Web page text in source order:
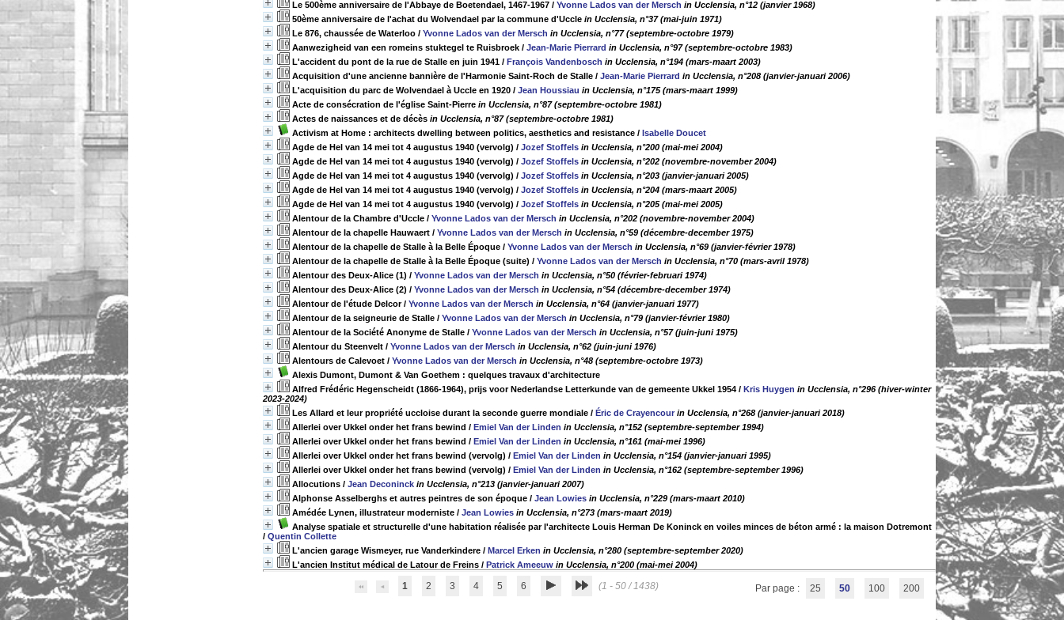
Le 500ème anniversaire de l'Abbaye de Boetendael, 1467-1967 / Yvonne Lados van der Mersch in Ucclensia, n°12 (janvier 1968)
50ème anniversaire de l'achat du Wolvendael par la commune d'Uccle in Ucclensia, n°37 (mai-juin 1971)
Le 876, chaussée de Waterloo / Yvonne Lados van der Mersch in Ucclensia, n°77 (septembre-octobre 1979)
Aanwezigheid van een romeins stuktegel te Ruisbroek / Jean-Marie Pierrard in Ucclensia, n°97 (septembre-octobre 1983)
L'accident du pont de la rue de Stalle en juin 1941 / François Vandenbosch in Ucclensia, n°194 (mars-maart 2003)
Acquisition d'une ancienne bannière de l'Harmonie Saint-Roch de Stalle / Jean-Marie Pierrard in Ucclensia, n°208 (janvier-januari 2006)
L'acquisition du parc de Wolvendael à Uccle en 1920 / Jean Houssiau in Ucclensia, n°175 (mars-maart 1999)
Acte de consécration de l'église Saint-Pierre in Ucclensia, n°87 (septembre-octobre 1981)
Actes de naissances et de décès in Ucclensia, n°87 (septembre-octobre 1981)
Activism at Home : architects dwelling between politics, aesthetics and resistance / Isabelle Doucet
Agde de Hel van 14 mei tot 4 augustus 1940 (vervolg) / Jozef Stoffels in Ucclensia, n°200 (mai-mei 2004)
Agde de Hel van 14 mei tot 4 augustus 1940 (vervolg) / Jozef Stoffels in Ucclensia, n°202 (novembre-november 2004)
Agde de Hel van 14 mei tot 4 augustus 1940 (vervolg) / Jozef Stoffels in Ucclensia, n°203 (janvier-januari 2005)
Agde de Hel van 14 mei tot 4 augustus 1940 (vervolg) / Jozef Stoffels in Ucclensia, n°204 (mars-maart 2005)
Agde de Hel van 14 mei tot 4 augustus 1940 (vervolg) / Jozef Stoffels in Ucclensia, n°205 (mai-mei 2005)
Alentour de la Chambre d'Uccle / Yvonne Lados van der Mersch in Ucclensia, n°202 (novembre-november 2004)
Alentour de la chapelle Hauwaert / Yvonne Lados van der Mersch in Ucclensia, n°59 (décembre-december 1975)
Alentour de la chapelle de Stalle à la Belle Époque / Yvonne Lados van der Mersch in Ucclensia, n°69 (janvier-février 1978)
Alentour de la chapelle de Stalle à la Belle Époque (suite) / Yvonne Lados van der Mersch in Ucclensia, n°70 (mars-avril 1978)
Alentour des Deux-Alice (1) / Yvonne Lados van der Mersch in Ucclensia, n°50 (février-februari 1974)
Alentour des Deux-Alice (2) / Yvonne Lados van der Mersch in Ucclensia, n°54 (décembre-december 1974)
Alentour de l'étude Delcor/ Yvonne Lados van der Mersch in Ucclensia, n°64 (janvier-januari 1977)
Alentour de la seigneurie de Stalle / Yvonne Lados van der Mersch in Ucclensia, n°79 (janvier-février 1980)
Alentour de la Société Anonyme de Stalle / Yvonne Lados van der Mersch in Ucclensia, n°57 (juin-juni 1975)
Alentour du Steenvelt / Yvonne Lados van der Mersch in Ucclensia, n°62 (juin-juni 1976)
Alentours de Calevoet / Yvonne Lados van der Mersch in Ucclensia, n°48 (septembre-octobre 1973)
Alexis Dumont, Dumont & Van Goethem : quelques travaux d'architecture
Alfred Frédéric Hegenscheidt (1866-1964), prijs voor Nederlandse Letterkunde van de gemeente Ukkel 1954 / Kris Huygen in Ucclensia, n°296 (hiver-winter
2023-2024)
Les Allard et leur propriété uccloise durant la seconde guerre mondiale / Éric de Crayencour in Ucclensia, n°268 (janvier-januari 2018)
Allerlei over Ukkel onder het frans bewind / Emiel Van der Linden in Ucclensia, n°152 (septembre-september 1994)
Allerlei over Ukkel onder het frans bewind / Emiel Van der Linden in Ucclensia, n°161 (mai-mei 1996)
Allerlei over Ukkel onder het frans bewind (vervolg) / Emiel Van der Linden in Ucclensia, n°154 (janvier-januari 1995)
Allerlei over Ukkel onder het frans bewind (vervolg) / Emiel Van der Linden in Ucclensia, n°162 (septembre-september 1996)
Allocutions / Jean Deconinck in Ucclensia, n°213 (janvier-januari 2007)
Alphonse Asselberghs et autres peintres de son époque / Jean Lowies in Ucclensia, n°229 (mars-maart 2010)
Amédée Lynen, illustrateur moderniste / Jean Lowies in Ucclensia, n°273 (mars-maart 2019)
Analyse spatiale et structurelle d'une habitation réalisée par l'architecte Louis Herman De Koninck en voiles minces de béton armé : la maison Dotremont
/ Quentin Collette
L'ancien garage Wismeyer, rue Vanderkindere / Marcel Erken in Ucclensia, n°280 (septembre-september 2020)
L'ancien Institut médical de Latour de Freins / Patrick Ameeuw in Ucclensia, n°200 (mai-mei 2004)
1 2 3 4 5 6 (1 - 50 / 1438) Par page : 25 50 100 200